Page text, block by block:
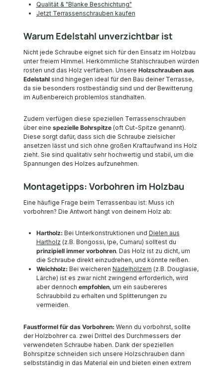
Qualität & "Blanke Beschichtung"
Jetzt Terrassenschrauben kaufen
Warum Edelstahl unverzichtbar ist
Nicht jede Schraube eignet sich für den Einsatz im Holzbau
unter freiem Himmel. Herkömmliche Stahlschrauben würden
rosten und das Holz verfärben. Unsere Holzschrauben aus
Edelstahl sind hingegen ideal für den Bau deiner Terrasse,
da sie besonders rostbeständig sind und der Bewitterung
im Außenbereich problemlos standhalten.
Zudem verfügen diese speziellen Terrassenschrauben
über eine spezielle Bohrspitze (oft Cut-Spitze genannt).
Diese sorgt dafür, dass sich die Schraube zielsicher
ansetzen lässt und sich ohne großen Kraftaufwand ins Holz
zieht. Sie sind qualitativ sehr hochwertig und stabil, um die
Spannungen des Holzes aufzunehmen.
Montagetipps: Vorbohren im Holzbau
Eine häufige Frage beim Terrassenbau ist: Muss ich
vorbohren? Die Antwort hängt von deinem Holz ab:
Hartholz: Bei Unterkonstruktionen und Dielen aus
Hartholz (z.B. Bongossi, Ipe, Cumaru) solltest du
prinzipiell immer vorbohren. Das Holz ist zu dicht, um
die Schraube direkt einzudrehen, und könnte reißen.
Weichholz: Bei weicheren Nadelhölzern (z.B. Douglasie,
Lärche) ist es zwar nicht zwingend erforderlich, wird
aber dennoch empfohlen, um ein saubereres
Schraubbild zu erhalten und Splitterungen zu
vermeiden.
Faustformel für das Vorbohren: Wenn du vorbohrst, sollte
der Holzbohrer ca. zwei Drittel des Durchmessers der
verwendeten Schraube haben. Dank der speziellen
Bohrspitze schneiden sich unsere Holzschrauben dann
selbstständig in das Material ein und bieten einen extrem